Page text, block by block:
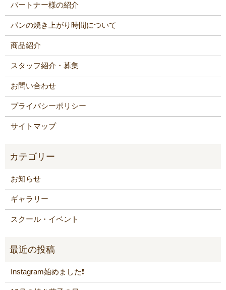
パートナー様の紹介
パンの焼き上がり時間について
商品紹介
スタッフ紹介・募集
お問い合わせ
プライバシーポリシー
サイトマップ
お知らせ
ギャラリー
スクール・イベント
Instagram始めました❗️